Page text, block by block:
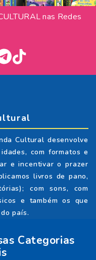
nas Redes
Cultural desenvolve
com formatos e
e incentivar o prazer
livros de pano,
com sons, com
e também os que
país.
Categorias